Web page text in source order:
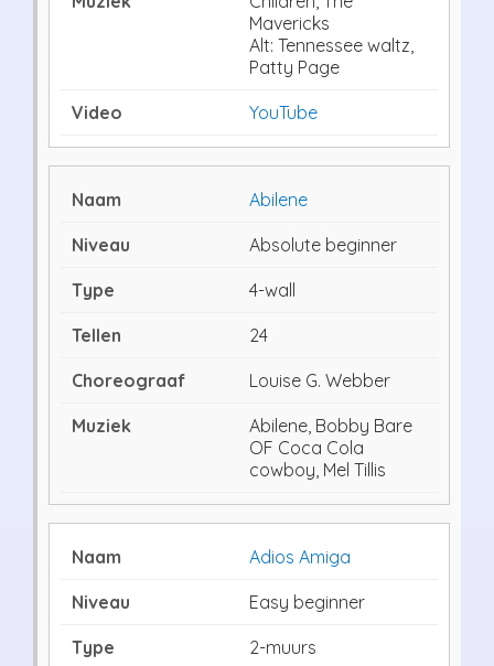
Mavericks
Alt: Tennessee waltz,
Patty Page
YouTube
Abilene
Absolute beginner
4-wall
24
Louise G. Webber
Abilene, Bobby Bare
OF Coca Cola
cowboy, Mel Tillis
Adios Amiga
Easy beginner
2-muurs